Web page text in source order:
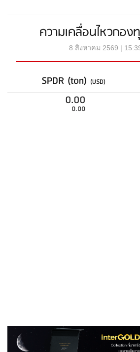
ความเคลื่อนไหวกอ
8 สิงหาคม 2569 |
SPDR (ton) (USD)
0.00
0.00